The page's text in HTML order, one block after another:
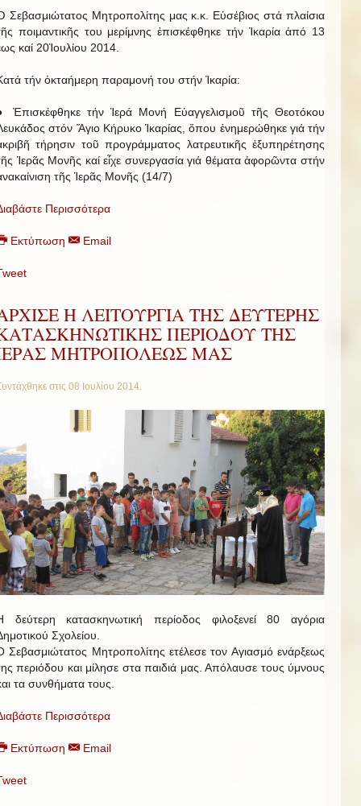
Σεβασμιώτατος Μητροπολίτης μας κ.κ. Εὐσέβιος στά πλαίσια
ποιμαντικῆς του μερίμνης ἐπισκέφθηκε τήν Ἰκαρία ἀπό 13
καί 20Ἰουλίου 2014.
τήν ὀκταήμερη παραμονή του στήν Ἰκαρία:
Ἐπισκέφθηκε τήν Ἱερά Μονή Εὐαγγελισμοῦ τῆς Θεοτόκου
στόν Ἅγιο Κήρυκο Ἰκαρίας, ὅπου ἐνημερώθηκε γιά τήν
τήρησιν τοῦ προγράμματος λατρευτικῆς ἐξυπηρέτησης
Ἱερᾶς Μονῆς καί εἶχε συνεργασία γιά θέματα ἀφορῶντα στήν
τῆς Ἱερᾶς Μονῆς (14/7)
Περισσότερα
Εκτύπωση Email
Η ΛΕΙΤΟΥΡΓΙΑ ΤΗΣ ΔΕΥΤΕΡΗΣ
ΠΕΡΙΟΔΟΥ ΤΗΣ
ΜΗΤΡΟΠΟΛΕΩΣ ΜΑΣ
στις 08 Ιουλίου 2014.
δεύτερη κατασκηνωτική περίοδος φιλοξενεί 80 αγόρια
Σχολείου.
Σεβασμιώτατος Μητροπολίτης ετέλεσε τον Αγιασμό ενάρξεως
περιόδου και μίλησε στα παιδιά μας. Απόλαυσε τους ύμνους
τα συνθήματα τους.
Περισσότερα
Εκτύπωση Email